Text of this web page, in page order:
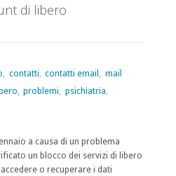
di libero
, contatti, contatti email , mail
, problemi, psichiatria,
a causa di un problema
un blocco dei servizi di libero
o recuperare i dati